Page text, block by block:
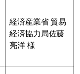
経済産業省 貿易
経済協力局佐藤
亮洋 様